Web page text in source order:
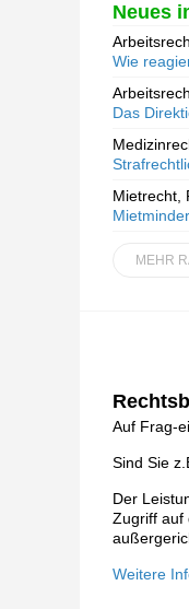
Neues
Wie
Das
Mietrecht,
MEHR
Auf Frag-
Sind Sie
Der
Zugriff auf
Weitere